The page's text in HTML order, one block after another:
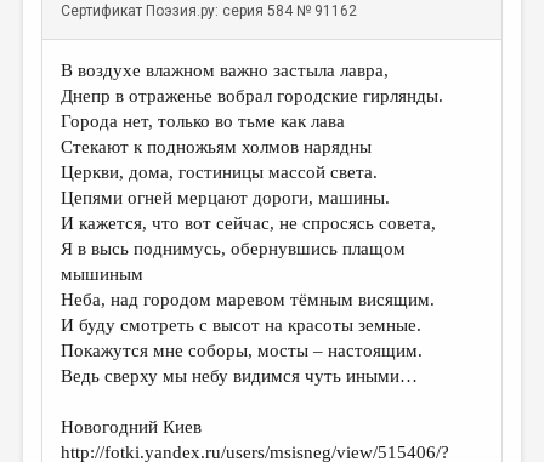
ЛИТСАЛОН
ПРАВИЛА САЙТА
ОТДЕЛЫ И РУБРИКИ
ИЗБРАННОЕ
ДАЙДЖЕСТ
ПРОИЗВЕДЕНИЯ
ПЕРЕВОДЫ
КОНКУРСЫ
КНИЖНАЯ ПОЛКА
Сертификат Поэзия.ру: серия 584 № 91162
В воздухе влажном важно застыла лавра,
Днепр в отраженье вобрал городские гирлянды.
Города нет, только во тьме как лава
Стекают к подножьям холмов нарядны
Церкви, дома, гостиницы массой света.
Цепями огней мерцают дороги, машины.
И кажется, что вот сейчас, не спросясь совета,
Я в высь поднимусь, обернувшись плащом
мышиным
Неба, над городом маревом тёмным висящим.
И буду смотреть с высот на красоты земные.
Покажутся мне соборы, мосты – настоящим.
Ведь сверху мы небу видимся чуть иными…
Новогодний Киев
http://fotki.yandex.ru/users/msisneg/view/515406/?